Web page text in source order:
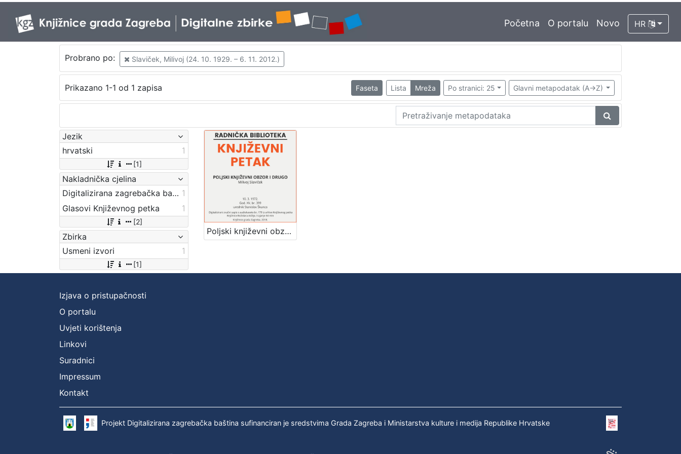
Početna O portalu Novo HR
Probrano po: Slaviček, Milivoj (24. 10. 1929. – 6. 11. 2012.)
Prikazano 1-1 od 1 zapisa Faseta Lista Mreža Po stranici: 25 Glavni metapodatak (A->Z)
Jezik
hrvatski
1
[1]
Nakladnička cjelina
Digitalizirana zagrebačka baština 1
Glasovi Književnog petka
1
[2]
Zbirka
Usmeni izvori
1
[1]
Poljski književni obzor i drugo : Književni petak, dvorana u Novinarskom domu, 10. 3. 1972., br. 399 / Milivoj Slaviček ; urednik Stanislav Škunca
Izjava o pristupačnosti
O portalu
Uvjeti korištenja
Linkovi
Suradnici
Impressum
Kontakt
Projekt Digitalizirana zagrebačka baština sufinanciran je sredstvima Grada Zagreba i Ministarstva kulture i medija Republike Hrvatske